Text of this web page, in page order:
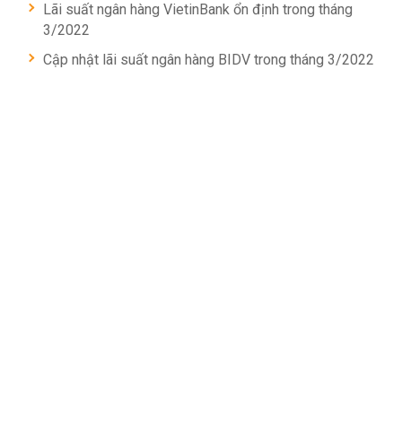
Lãi suất ngân hàng VietinBank ổn định trong tháng
3/2022
Cập nhật lãi suất ngân hàng BIDV trong tháng 3/2022